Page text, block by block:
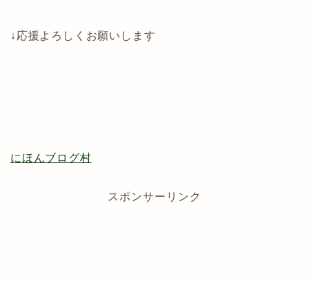
↓応援よろしくお願いします
にほんブログ村
スポンサーリンク